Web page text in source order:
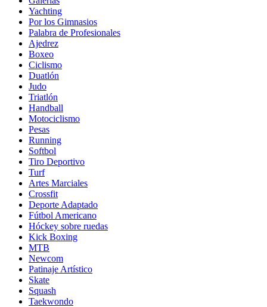
Yachting
Por los Gimnasios
Palabra de Profesionales
Ajedrez
Boxeo
Ciclismo
Duatlón
Judo
Triatlón
Handball
Motociclismo
Pesas
Running
Softbol
Tiro Deportivo
Turf
Artes Marciales
Crossfit
Deporte Adaptado
Fútbol Americano
Hóckey sobre ruedas
Kick Boxing
MTB
Newcom
Patinaje Artístico
Skate
Squash
Taekwondo